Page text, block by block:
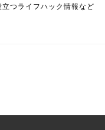
つライフハック情報など